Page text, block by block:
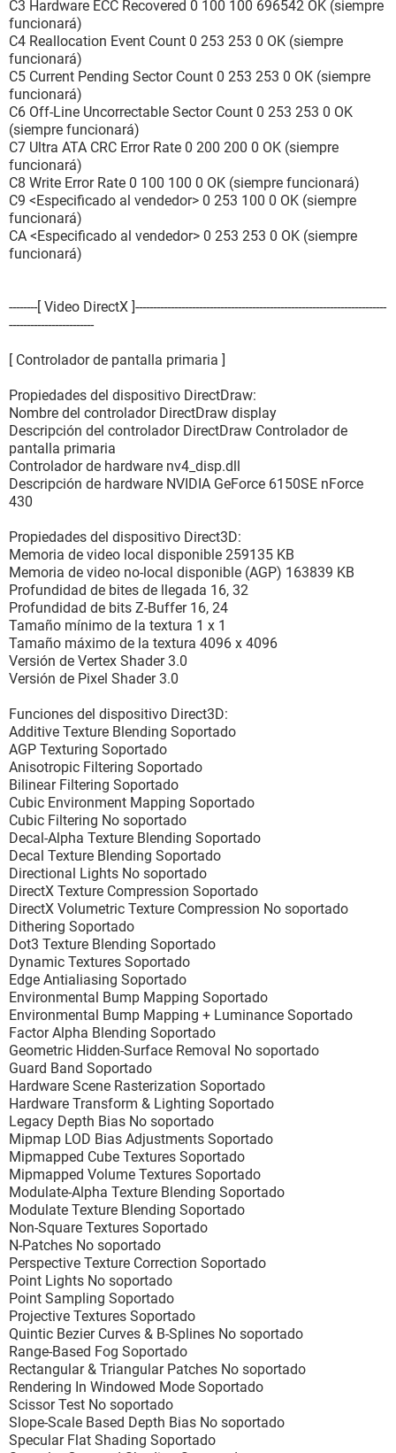
C3 Hardware ECC Recovered 0 100 100 696542 OK (siempre
funcionará)
C4 Reallocation Event Count 0 253 253 0 OK (siempre
funcionará)
C5 Current Pending Sector Count 0 253 253 0 OK (siempre
funcionará)
C6 Off-Line Uncorrectable Sector Count 0 253 253 0 OK
(siempre funcionará)
C7 Ultra ATA CRC Error Rate 0 200 200 0 OK (siempre
funcionará)
C8 Write Error Rate 0 100 100 0 OK (siempre funcionará)
C9 <Especificado al vendedor> 0 253 100 0 OK (siempre
funcionará)
CA <Especificado al vendedor> 0 253 253 0 OK (siempre
funcionará)
--------[ Video DirectX ]-----------------------------------------------------------------------
------------------------
[ Controlador de pantalla primaria ]
Propiedades del dispositivo DirectDraw:
Nombre del controlador DirectDraw display
Descripción del controlador DirectDraw Controlador de
pantalla primaria
Controlador de hardware nv4_disp.dll
Descripción de hardware NVIDIA GeForce 6150SE nForce
430
Propiedades del dispositivo Direct3D:
Memoria de video local disponible 259135 KB
Memoria de video no-local disponible (AGP) 163839 KB
Profundidad de bites de llegada 16, 32
Profundidad de bits Z-Buffer 16, 24
Tamaño mínimo de la textura 1 x 1
Tamaño máximo de la textura 4096 x 4096
Versión de Vertex Shader 3.0
Versión de Pixel Shader 3.0
Funciones del dispositivo Direct3D:
Additive Texture Blending Soportado
AGP Texturing Soportado
Anisotropic Filtering Soportado
Bilinear Filtering Soportado
Cubic Environment Mapping Soportado
Cubic Filtering No soportado
Decal-Alpha Texture Blending Soportado
Decal Texture Blending Soportado
Directional Lights No soportado
DirectX Texture Compression Soportado
DirectX Volumetric Texture Compression No soportado
Dithering Soportado
Dot3 Texture Blending Soportado
Dynamic Textures Soportado
Edge Antialiasing Soportado
Environmental Bump Mapping Soportado
Environmental Bump Mapping + Luminance Soportado
Factor Alpha Blending Soportado
Geometric Hidden-Surface Removal No soportado
Guard Band Soportado
Hardware Scene Rasterization Soportado
Hardware Transform & Lighting Soportado
Legacy Depth Bias No soportado
Mipmap LOD Bias Adjustments Soportado
Mipmapped Cube Textures Soportado
Mipmapped Volume Textures Soportado
Modulate-Alpha Texture Blending Soportado
Modulate Texture Blending Soportado
Non-Square Textures Soportado
N-Patches No soportado
Perspective Texture Correction Soportado
Point Lights No soportado
Point Sampling Soportado
Projective Textures Soportado
Quintic Bezier Curves & B-Splines No soportado
Range-Based Fog Soportado
Rectangular & Triangular Patches No soportado
Rendering In Windowed Mode Soportado
Scissor Test No soportado
Slope-Scale Based Depth Bias No soportado
Specular Flat Shading Soportado